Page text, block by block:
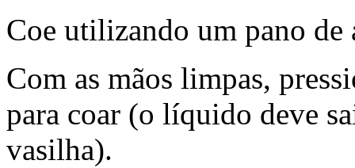
Coe utilizando um pano de
Com as mãos limpas,
para coar (o líquido deve
vasilha).